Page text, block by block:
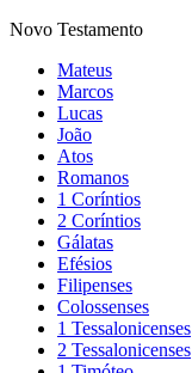
Novo Testamento
Mateus
Marcos
Lucas
João
Atos
Romanos
1 Coríntios
2 Coríntios
Gálatas
Efésios
Filipenses
Colossenses
1 Tessalonicenses
2 Tessalonicenses